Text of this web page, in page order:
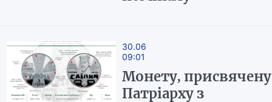
30.06
09:01
Монету, присвячену
Патріарху з